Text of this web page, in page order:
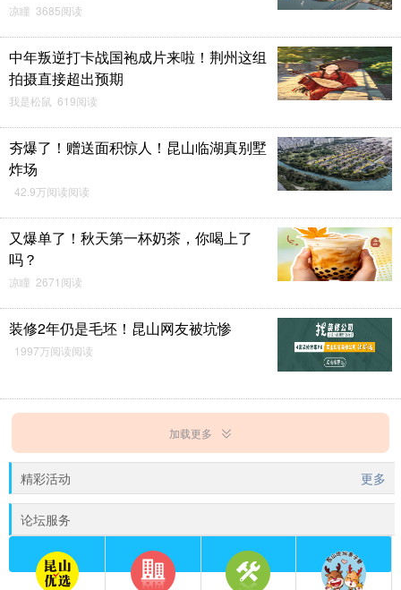
凉瞳 3685阅读
中年叛逆打卡战国袍成片来啦！荆州这组
拍摄直接超出预期
我是松鼠 619阅读
夯爆了！赠送面积惊人！昆山临湖真别墅
炸场
42.9万阅读阅读
又爆单了！秋天第一杯奶茶，你喝上了
吗？
凉瞳 2671阅读
装修2年仍是毛坯！昆山网友被坑惨
1997万阅读阅读
加载更多
精彩活动 更多
论坛服务